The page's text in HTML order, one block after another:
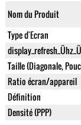
Nom du Produit
Type d'Ecran
Taille (Diagonale,
Ratio écran/appareil
Définition
Densité (PPP)